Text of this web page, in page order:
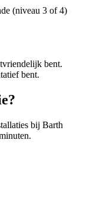
(niveau 3 of 4)
bent.
bent.
bij Barth